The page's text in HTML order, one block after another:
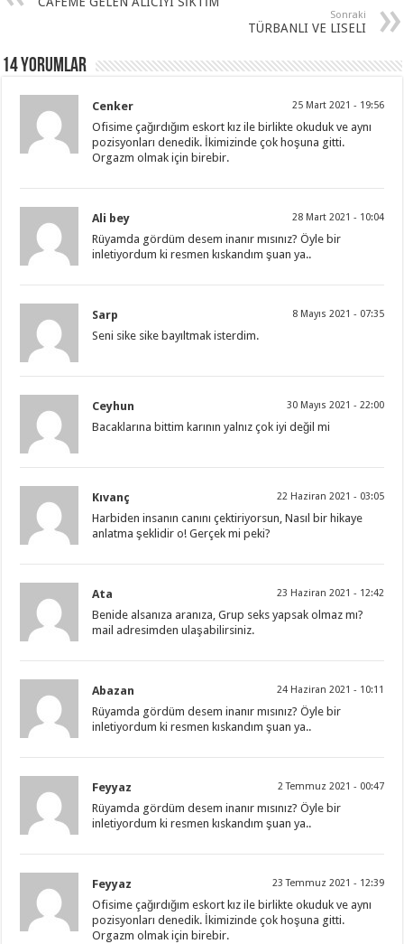
Sonraki
TÜRBANLI VE LISELI
14 Yorumlar
Cenker 25 Mart 2021 - 19:56
Ofisime çağırdığım eskort kız ile birlikte okuduk ve aynı
pozisyonları denedik. İkimizinde çok hoşuna gitti.
Orgazm olmak için birebir.
Ali bey 28 Mart 2021 - 10:04
Rüyamda gördüm desem inanır mısınız? Öyle bir
inletiyordum ki resmen kıskandım şuan ya..
Sarp 8 Mayıs 2021 - 07:35
Seni sike sike bayıltmak isterdim.
Ceyhun 30 Mayıs 2021 - 22:00
Bacaklarına bittim karının yalnız çok iyi değil mi
Kıvanç 22 Haziran 2021 - 03:05
Harbiden insanın canını çektiriyorsun, Nasıl bir hikaye
anlatma şeklidir o! Gerçek mi peki?
Ata 23 Haziran 2021 - 12:42
Benide alsanıza aranıza, Grup seks yapsak olmaz mı?
mail adresimden ulaşabilirsiniz.
Abazan 24 Haziran 2021 - 10:11
Rüyamda gördüm desem inanır mısınız? Öyle bir
inletiyordum ki resmen kıskandım şuan ya..
Feyyaz 2 Temmuz 2021 - 00:47
Rüyamda gördüm desem inanır mısınız? Öyle bir
inletiyordum ki resmen kıskandım şuan ya..
Feyyaz 23 Temmuz 2021 - 12:39
Ofisime çağırdığım eskort kız ile birlikte okuduk ve aynı
pozisyonları denedik. İkimizinde çok hoşuna gitti.
Orgazm olmak için birebir.